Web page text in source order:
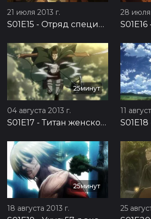
21 июля 2013 г.
S01E15 - Отряд специального назначения: Подготовка к контратаке, часть 2
28 июля
S01E16
25минут
04 августа 2013 г.
S01E17 - Титан женского типа: 57-я экспедиция за стены, часть 1
11
S01E18
25минут
18 августа 2013 г. 25